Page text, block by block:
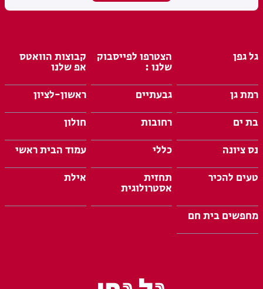
גל גפן הצטרפו לפייסבוק
שלנו :
קבוצות הוואטס
אפ שלנו
רמת גן
גבעתיים
ראשון-לציון
בת ים
רחובות
חולון
נס ציונה
כללי
עמוד הבית ראשי
טעים להכיר
תחזית
אסטרולוגית
אילת
מחפשים בית חם